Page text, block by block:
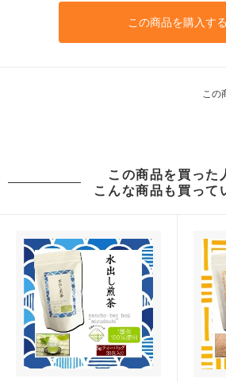
この商品を購入する
この
この商品を買った
こんな商品も買って